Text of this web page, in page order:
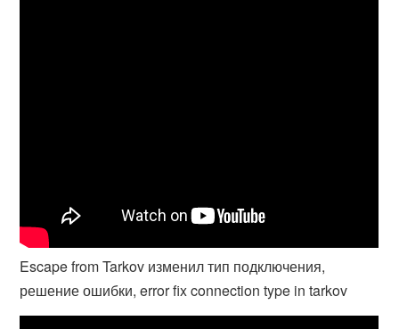
Escape from Tarkov изменил тип подключения,
решение ошибки, error fix connection type in tarkov